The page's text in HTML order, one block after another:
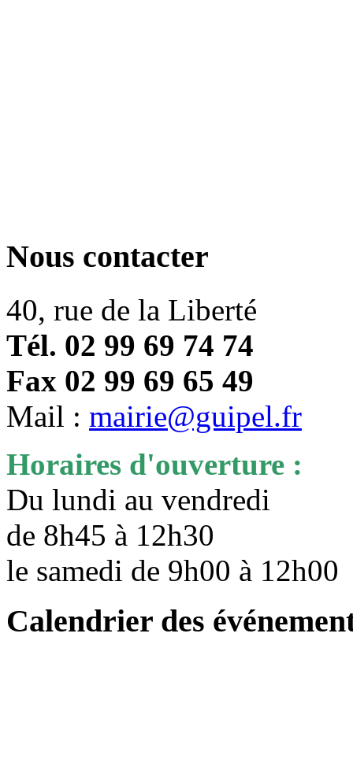
Nous contacter
40, rue de la Liberté
Tél. 02 99 69 74 74
Fax 02 99 69 65 49
Mail : mairie@guipel.fr
Horaires d'ouverture :
Du lundi au vendredi
de 8h45 à 12h30
le samedi de 9h00 à
Calendrier des